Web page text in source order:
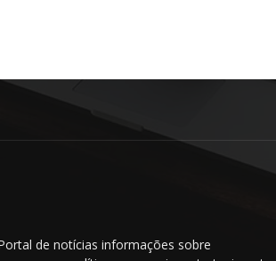
de notícias informações sobre